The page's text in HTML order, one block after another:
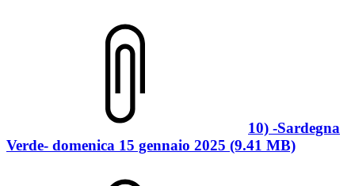
10) -Sardegna
Verde- domenica 15 gennaio 2025 (9.41 MB)